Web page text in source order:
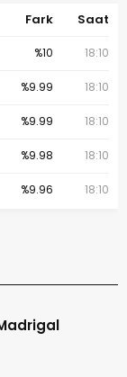
Fark Saat
%10 18:10
%9.99 18:10
%9.99 18:10
%9.98 18:10
%9.96 18:10